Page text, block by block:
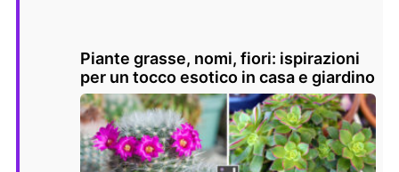
Piante grasse, nomi, fiori: ispirazioni
per un tocco esotico in casa e giardino